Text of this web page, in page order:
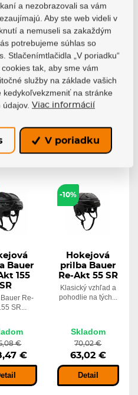
CCM
70 SR
Tacks
€
€
Potítko
NoSweat do
helmy 1mm
(1ks)
1 mm potný pásik
prilby NoSweat s...
Skladom
5,32 €
Bauer
155
SR
Re-
SR...
€
€
-10%
Hokejová
prilba Bauer
Re-Akt 55 SR
Klasický vzhľad a
pohodlie na tých...
Skladom
70,02 €
63,02 €
Detail
a nezobrazovali sa vám
Aby ste web videli v
a nemuseli sa zakaždým
potrebujeme súhlas so
Stlačenímtlačidla „V poriadku“
tak, aby sme vám
služby na základe vašich
kedykoľvekzmeniť na stránke
údajov. Viac informácií
V poriadku